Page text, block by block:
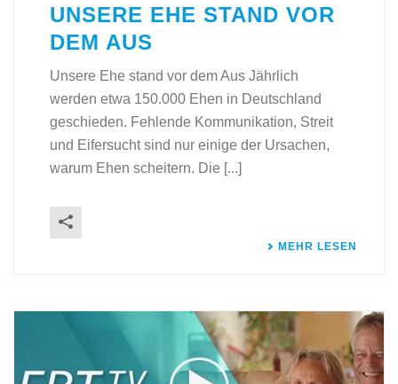
UNSERE EHE STAND VOR
DEM AUS
Unsere Ehe stand vor dem Aus Jährlich
werden etwa 150.000 Ehen in Deutschland
geschieden. Fehlende Kommunikation, Streit
und Eifersucht sind nur einige der Ursachen,
warum Ehen scheitern. Die [...]
MEHR LESEN